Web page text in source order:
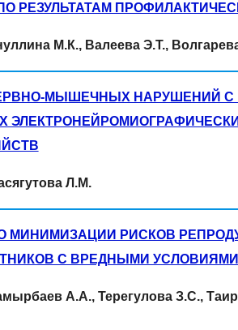
РЕЗУЛЬТАТАМ
М.К., Валеева Э.Т.,
МЫШЕЧНЫХ НАРУШЕНИЙ
Л.М.
МИНИМИЗАЦИИ РИСКОВ
С ВРЕДНЫМИ УСЛОВИЯМИ
А.А., Терегулова З.С.,